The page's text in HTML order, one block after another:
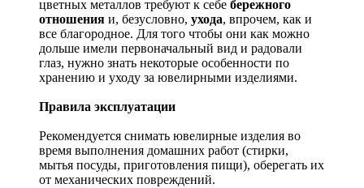
цветных металлов требуют к себе бережного
отношения и, безусловно, ухода, впрочем, как и
все благородное. Для того чтобы они как можно
дольше имели первоначальный вид и радовали
глаз, нужно знать некоторые особенности по
хранению и уходу за ювелирными изделиями.
Правила эксплуатации
Рекомендуется снимать ювелирные изделия во
время выполнения домашних работ (стирки,
мытья посуды, приготовления пищи), оберегать их
от механических повреждений.